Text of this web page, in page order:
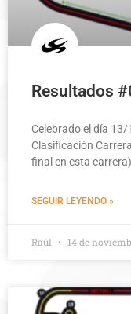
Resultados
Celebrado el día
Clasificación
final en esta
SEGUIR LEYENDO »
Raúl 14 de